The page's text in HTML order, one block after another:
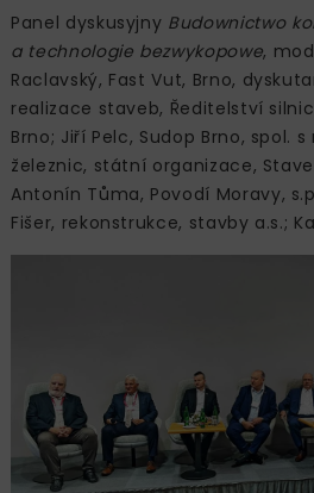
Panel dyskusyjny Budownictwo
a technologie bezwykopowe,
Raclavský, Fast Vut, Brno,
realizace staveb, Ředitelství
Brno; Jiří Pelc, Sudop Brno, spol. s
železnic, státní organizace,
Antonín Tůma, Povodí Moravy,
Fišer, rekonstrukce, stavby a.s.;